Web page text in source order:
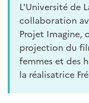
L'Université de
collaboration
Projet Imagine,
projection du
femmes et des
la réalisatrice